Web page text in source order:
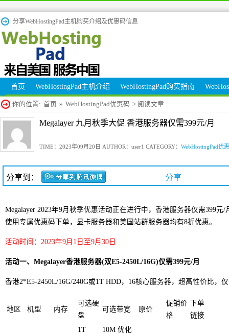
分享WebHostingPad主机购买介绍及优惠码信息
首页 WebHostingPad主机介绍 WebHostingPad购买指南
你的位置: 首页 » WebHostingPad优惠码 > 阅读文章
Megalayer 九月秋季大促 香港服务器仅需399元/月
TIME：2023年09月20日 AUTHOR：user1 CATEGORY： WebHostingPad优
分享到： 分享
Megalayer 2023年9月秋季优惠活动正在进行中，香港服务器仅需399元
使用专属优惠码下单，显卡服务器和美国站群服务器均有8折优惠。
活动时间：2023年9月1日至9月30日
活动一、Megalayer香港服务器(双E5-2450L/16G)仅需399元/月
香港2*E5-2450L/16G/240G或1T HDD，16核心服务器，超高性价比，
地区 机型 内存
可选硬
盘
可选带宽 原价
促销价
格
下单
链接
1T
10M 优化